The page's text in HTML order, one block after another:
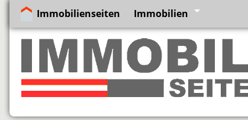
Immobilienseiten Immobilien